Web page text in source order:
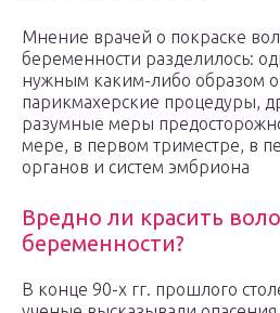
Мнение врачей о покраске
беременности разделилось:
нужным каким-либо образом
парикмахерские процедуры,
разумные меры
мере, в первом триместре, в
органов и систем эмбриона
Вредно ли красить
беременности?
В конце 90-х гг. прошлого